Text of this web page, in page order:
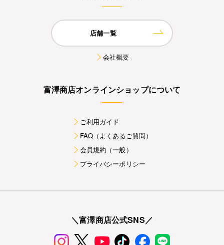
店舗一覧
会社概要
富澤商店オンラインショップについて
ご利用ガイド
FAQ（よくあるご質問）
会員規約（一般）
プライバシーポリシー
＼富澤商店公式SNS／